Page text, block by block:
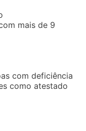
mais de 9
com deficiência
como atestado